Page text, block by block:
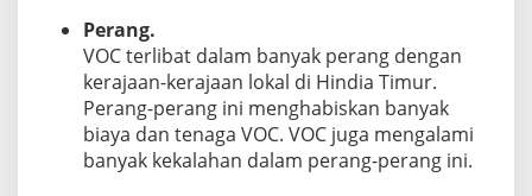
Perang.
VOC terlibat dalam banyak perang dengan
kerajaan-kerajaan lokal di Hindia Timur.
Perang-perang ini menghabiskan banyak
biaya dan tenaga VOC. VOC juga mengalami
banyak kekalahan dalam perang-perang ini.